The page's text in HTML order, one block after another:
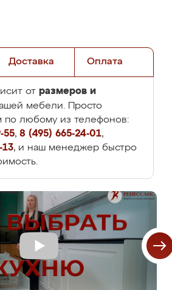
Доставка Оплата
от размеров и
мебели. Просто
по любому из телефонов:
55, 8 (495) 665-24-01,
13, и наш менеджер быстро